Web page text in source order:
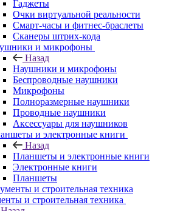
Гаджеты
Очки виртуальной реальности
Смарт-часы и фитнес-браслеты
Сканеры штрих-кода
и микрофоны
Назад
Наушники и микрофоны
Беспроводные наушники
Микрофоны
Полноразмерные наушники
Проводные наушники
Аксессуары для наушников
и электронные книги
Назад
Планшеты и электронные книги
Электронные книги
Планшеты
и строительная техника